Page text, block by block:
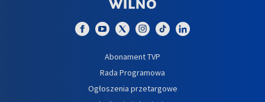
Abonament TVP
Rada Programowa
Ogłoszenia przetargowe